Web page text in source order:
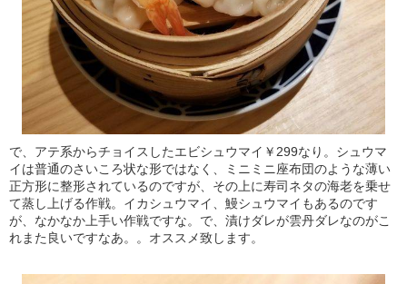
で、アテ系からチョイスしたエビシュウマイ￥299なり。シュウマ
イは普通のさいころ状な形ではなく、ミニミニ座布団のような薄い
正方形に整形されているのですが、その上に寿司ネタの海老を乗せ
て蒸し上げる作戦。イカシュウマイ、鰻シュウマイもあるのです
が、なかなか上手い作戦ですな。で、漬けダレが雲丹ダレなのがこ
れまた良いですなあ。。オススメ致します。